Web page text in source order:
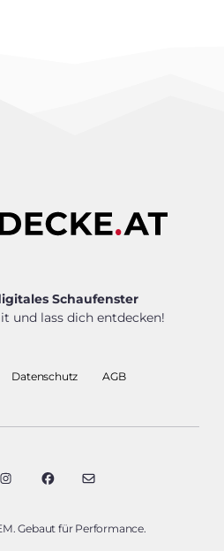
Schaufenster
und lass dich entdecken!
Datenschutz AGB
Gebaut für Performance.